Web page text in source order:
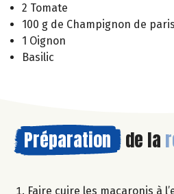
2 Tomate
100 g de Champignon de paris
1 Oignon
Basilic
Préparation de la
Faire cuire les macaronis à